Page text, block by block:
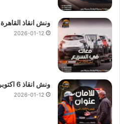
ونش انقاذ القاهرة
2026-01-12
ونش انقاذ 6 اكتوبر
2026-01-12